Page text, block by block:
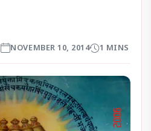
NOVEMBER 10, 2014 1 MINS